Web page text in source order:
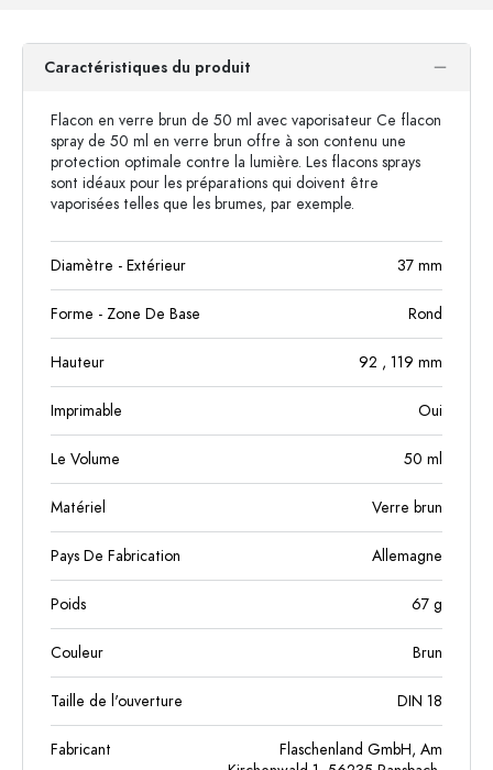
Caractéristiques du produit
Flacon en verre brun de 50 ml avec vaporisateur Ce flacon
spray de 50 ml en verre brun offre à son contenu une
protection optimale contre la lumière. Les flacons sprays
sont idéaux pour les préparations qui doivent être
vaporisées telles que les brumes, par exemple.
Diamètre - Extérieur 37 mm
Forme - Zone De Base Rond
Hauteur 92 , 119 mm
Imprimable Oui
Le Volume 50 ml
Matériel Verre brun
Pays De Fabrication Allemagne
Poids 67 g
Couleur Brun
Taille de l'ouverture DIN 18
Fabricant
Flaschenland GmbH, Am